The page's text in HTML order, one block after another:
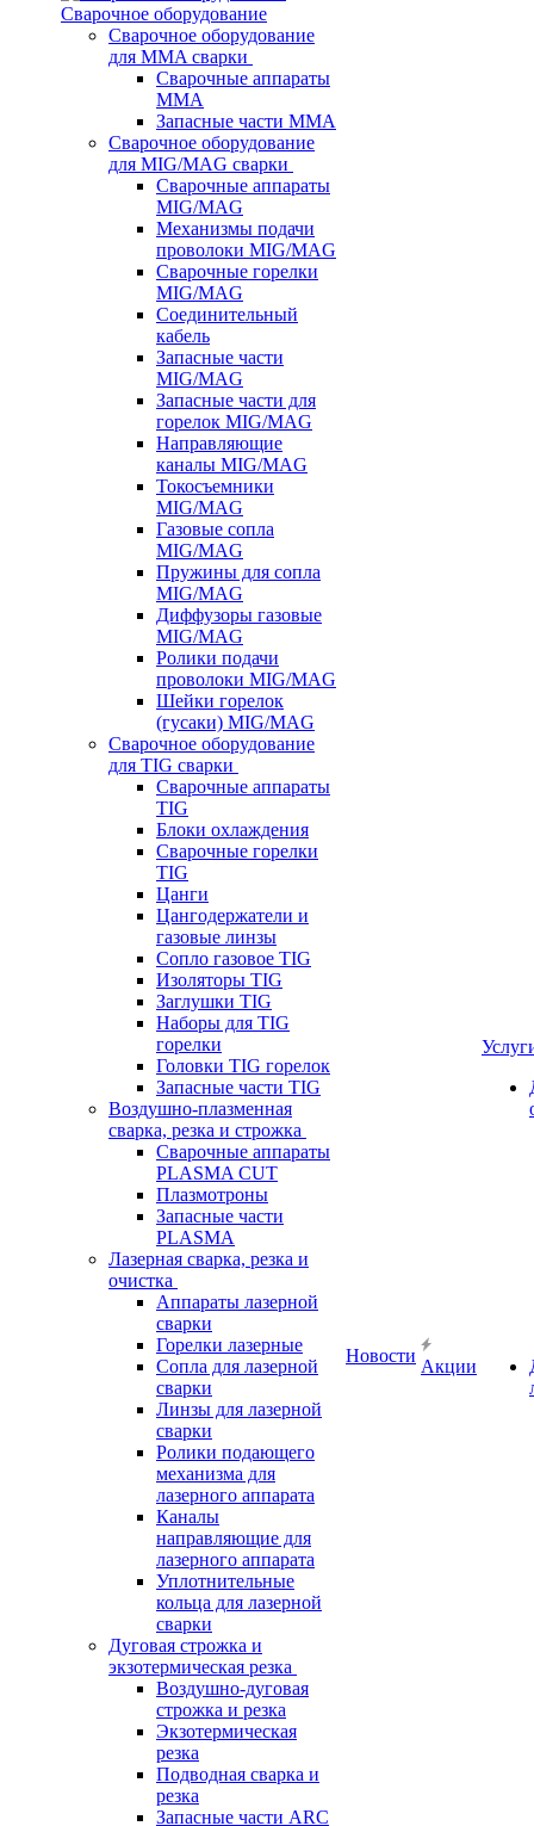
Сварочное оборудование
Сварочное оборудование
для MMA сварки
Сварочные аппараты
MMA
Запасные части MMA
Сварочное оборудование
для MIG/MAG сварки
Сварочные аппараты
MIG/MAG
Механизмы подачи
проволоки MIG/MAG
Сварочные горелки
MIG/MAG
Соединительный
кабель
Запасные части
MIG/MAG
Запасные части для
горелок MIG/MAG
Направляющие
каналы MIG/MAG
Токосъемники
MIG/MAG
Газовые сопла
MIG/MAG
Пружины для сопла
MIG/MAG
Диффузоры газовые
MIG/MAG
Ролики подачи
проволоки MIG/MAG
Шейки горелок
(гусаки) MIG/MAG
Сварочное оборудование
для TIG сварки
Сварочные аппараты
TIG
Блоки охлаждения
Сварочные горелки
TIG
Цанги
Цангодержатели и
газовые линзы
Сопло газовое TIG
Изоляторы TIG
Заглушки TIG
Наборы для TIG
горелки
Головки TIG горелок
Запасные части TIG
Воздушно-плазменная
сварка, резка и строжка
Сварочные аппараты
PLASMA CUT
Плазмотроны
Запасные части
PLASMA
Лазерная сварка, резка и
очистка
Аппараты лазерной
сварки
Горелки лазерные
Сопла для лазерной
сварки
Линзы для лазерной
сварки
Ролики подающего
механизма для
лазерного аппарата
Каналы
направляющие для
лазерного аппарата
Уплотнительные
кольца для лазерной
сварки
Дуговая строжка и
экзотермическая резка
Воздушно-дуговая
строжка и резка
Экзотермическая
резка
Подводная сварка и
резка
Запасные части ARC
Новости
Акции